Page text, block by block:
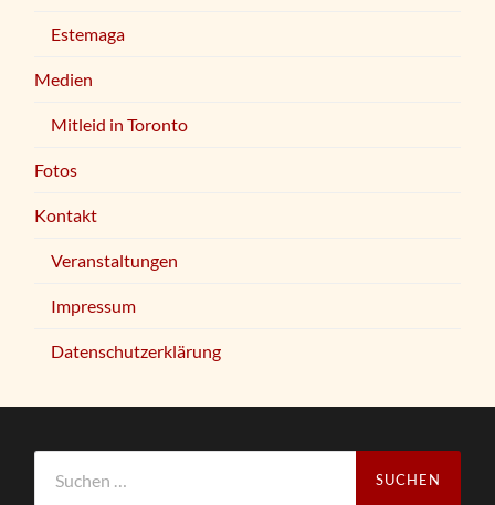
Estemaga
Medien
Mitleid in Toronto
Fotos
Kontakt
Veranstaltungen
Impressum
Datenschutzerklärung
nach: